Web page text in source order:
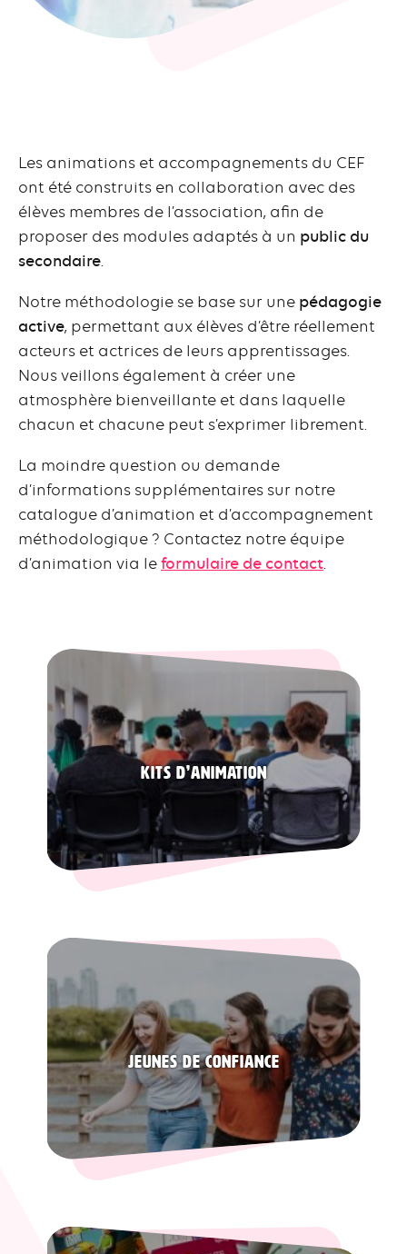
Les animations et accompagnements du CEF
ont été construits en collaboration avec des
élèves membres de l’association, afin de
proposer des modules adaptés à un public du
secondaire.
Notre méthodologie se base sur une pédagogie
active, permettant aux élèves d’être réellement
acteurs et actrices de leurs apprentissages.
Nous veillons également à créer une
atmosphère bienveillante et dans laquelle
chacun et chacune peut s’exprimer librement.
La moindre question ou demande
d’informations supplémentaires sur notre
catalogue d’animation et d’accompagnement
méthodologique ? Contactez notre équipe
d’animation via le formulaire de contact.
Kits d’animation
Jeunes de confiance